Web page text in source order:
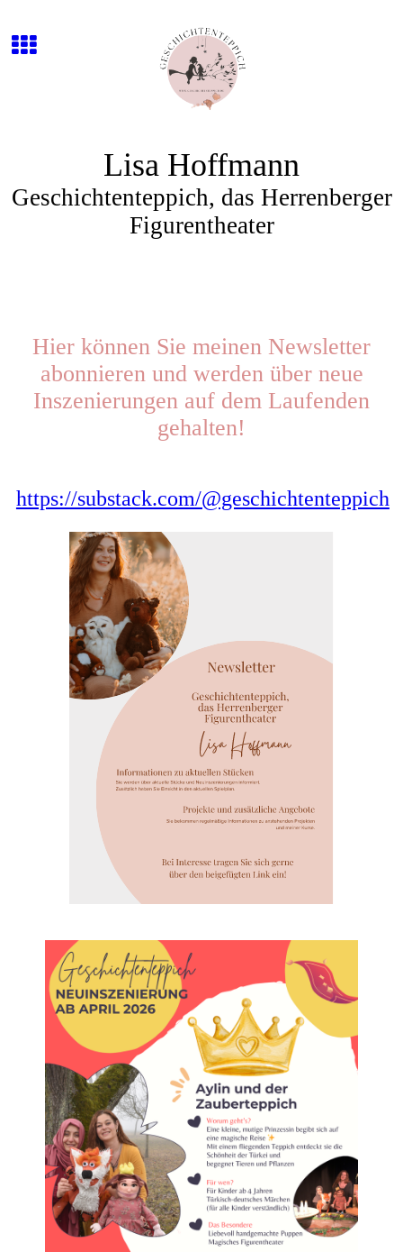
Lisa Hoffmann
Geschichtenteppich, das Herrenberger
Figurentheater
Hier können Sie meinen Newsletter
abonnieren und werden über neue
Inszenierungen auf dem Laufenden
gehalten!
https://substack.com/@geschichtenteppich